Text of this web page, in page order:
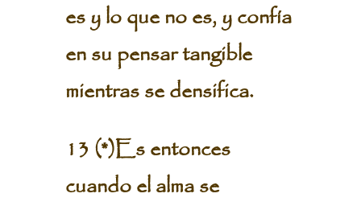
es y lo que no es, y confía
en su pensar tangible
mientras se densifica.
13 (*)Es entonces
cuando el alma se